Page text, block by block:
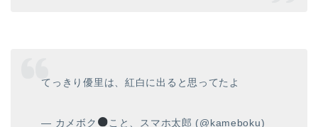
てっきり優里は、紅白に出ると思ってたよ
— カメボク
こと、スマホ太郎 (@kameboku)